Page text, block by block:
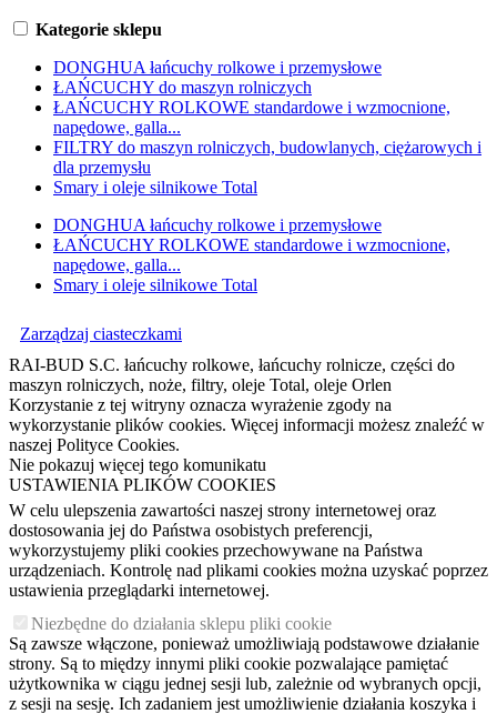
Kategorie sklepu
DONGHUA łańcuchy rolkowe i przemysłowe
ŁAŃCUCHY do maszyn rolniczych
ŁAŃCUCHY ROLKOWE standardowe i wzmocnione,
napędowe, galla...
FILTRY do maszyn rolniczych, budowlanych, ciężarowych i
dla przemysłu
Smary i oleje silnikowe Total
DONGHUA łańcuchy rolkowe i przemysłowe
ŁAŃCUCHY ROLKOWE standardowe i wzmocnione,
napędowe, galla...
Smary i oleje silnikowe Total
Zarządzaj ciasteczkami
RAI-BUD S.C. łańcuchy rolkowe, łańcuchy rolnicze, części do
maszyn rolniczych, noże, filtry, oleje Total, oleje Orlen
Korzystanie z tej witryny oznacza wyrażenie zgody na
wykorzystanie plików cookies. Więcej informacji możesz znaleźć w
naszej Polityce Cookies.
Nie pokazuj więcej tego komunikatu
USTAWIENIA PLIKÓW COOKIES
W celu ulepszenia zawartości naszej strony internetowej oraz
dostosowania jej do Państwa osobistych preferencji,
wykorzystujemy pliki cookies przechowywane na Państwa
urządzeniach. Kontrolę nad plikami cookies można uzyskać poprzez
ustawienia przeglądarki internetowej.
Niezbędne do działania sklepu pliki cookie
Są zawsze włączone, ponieważ umożliwiają podstawowe działanie
strony. Są to między innymi pliki cookie pozwalające pamiętać
użytkownika w ciągu jednej sesji lub, zależnie od wybranych opcji,
z sesji na sesję. Ich zadaniem jest umożliwienie działania koszyka i